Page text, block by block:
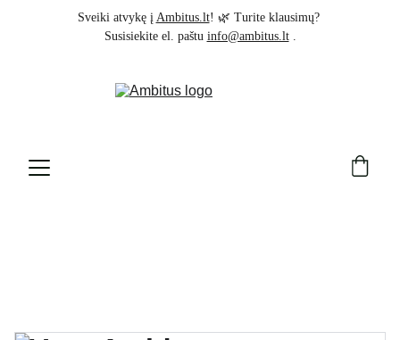
Sveiki atvykę į Ambitus.lt! 🌿 Turite klausimų?
Susisiekite el. paštu info@ambitus.lt .